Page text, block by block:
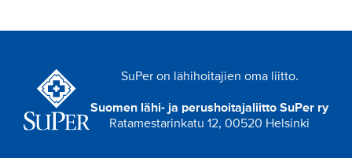
SuPer on lähihoitajien oma liitto.
Suomen lähi- ja perushoitajaliitto SuPer ry
Ratamestarinkatu 12, 00520 Helsinki